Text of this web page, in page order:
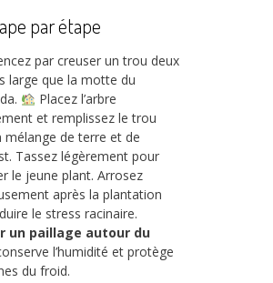
par étape
par creuser un trou deux
large que la motte du
Placez l’arbre
et remplissez le trou
mélange de terre et de
Tassez légèrement pour
le jeune plant. Arrosez
après la plantation
le stress racinaire.
un paillage autour du
l’humidité et protège
du froid.